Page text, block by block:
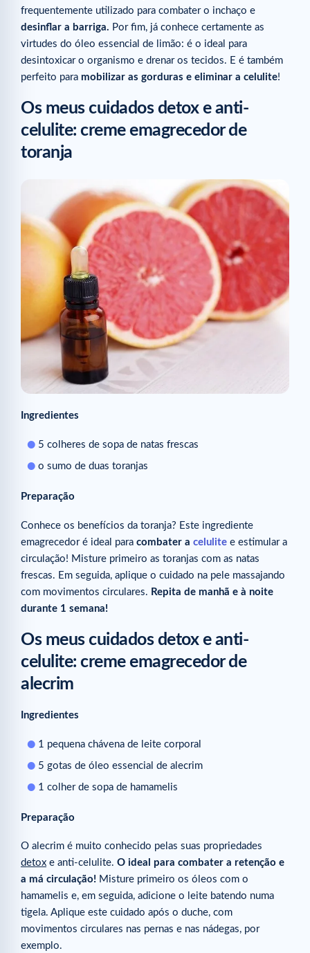
frequentemente utilizado para combater o inchaço e
desinflar a barriga. Por fim, já conhece certamente as
virtudes do óleo essencial de limão: é o ideal para
desintoxicar o organismo e drenar os tecidos. E é também
perfeito para mobilizar as gorduras e eliminar a celulite!
Os meus cuidados detox e anti-
celulite: creme emagrecedor de
toranja
Ingredientes
5 colheres de sopa de natas frescas
o sumo de duas toranjas
Preparação
Conhece os benefícios da toranja? Este ingrediente
emagrecedor é ideal para combater a celulite e estimular a
circulação! Misture primeiro as toranjas com as natas
frescas. Em seguida, aplique o cuidado na pele massajando
com movimentos circulares. Repita de manhã e à noite
durante 1 semana!
Os meus cuidados detox e anti-
celulite: creme emagrecedor de
alecrim
Ingredientes
1 pequena chávena de leite corporal
5 gotas de óleo essencial de alecrim
1 colher de sopa de hamamelis
Preparação
O alecrim é muito conhecido pelas suas propriedades
detox e anti-celulite. O ideal para combater a retenção e
a má circulação! Misture primeiro os óleos com o
hamamelis e, em seguida, adicione o leite batendo numa
tigela. Aplique este cuidado após o duche, com
movimentos circulares nas pernas e nas nádegas, por
exemplo.